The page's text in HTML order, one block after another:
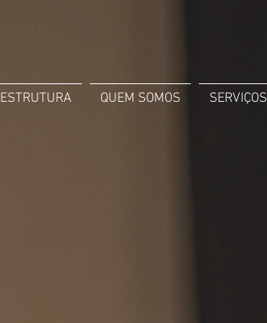
ESTRUTURA QUEM SOMOS SERVIÇOS